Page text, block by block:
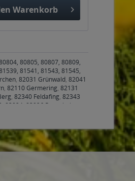
Warenkorb
80805, 80807, 80809,
81541, 81543, 81545,
, 82031 Grünwald, 82041
, 82110 Germering, 82131
, 82340 Feldafing, 82343
83024, 83026 Rosenheim
,85375 Neufahrn bei
,85540 Haar ,
85551
,85599 Parsdorf, 85604
99092, 99094, 99096,